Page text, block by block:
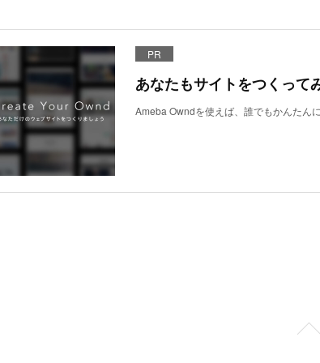
PR
あなたもサイトをつくって
Ameba Owndを使えば、誰でもかんたん